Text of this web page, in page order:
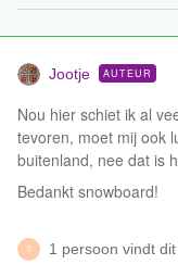
Jootje AUTEUR
Nou hier schiet ik al
tevoren, moet mij ook
buitenland, nee dat is
Bedankt snowboard!
S 1 persoon vindt